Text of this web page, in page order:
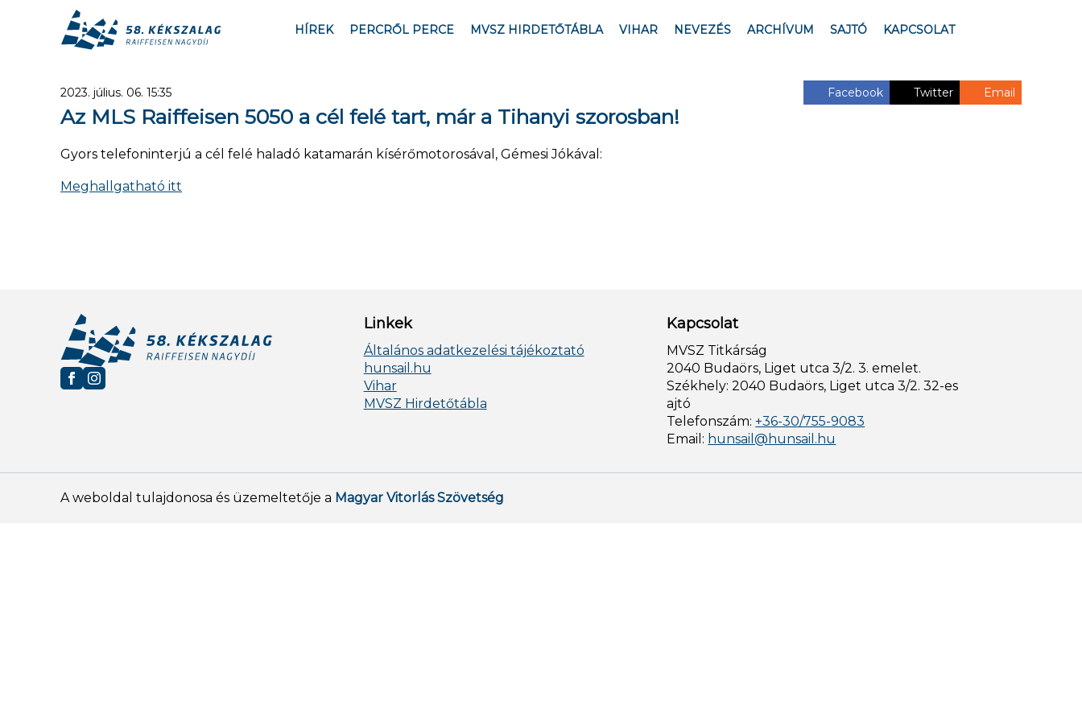
HÍREK PERCRŐL PERCE MVSZ HIRDETŐTÁBLA VIHAR NEVEZÉS ARCHÍVUM SAJTÓ KAPCSOLAT
2023. július. 06. 15:35 Facebook Twitter Email
Az MLS Raiffeisen 5050 a cél felé tart, már a Tihanyi szorosban!
Gyors telefoninterjú a cél felé haladó katamarán kísérőmotorosával, Gémesi Jókával:
Meghallgatható itt
Linkek
Általános adatkezelési tájékoztató
hunsail.hu
Vihar
MVSZ Hirdetőtábla
Kapcsolat
MVSZ Titkárság
2040 Budaörs, Liget utca 3/2. 3. emelet.
Székhely: 2040 Budaörs, Liget utca 3/2. 32-es
ajtó
Telefonszám:+36-30/755-9083
Email: hunsail@hunsail.hu
A weboldal tulajdonosa és üzemeltetője a Magyar Vitorlás Szövetség